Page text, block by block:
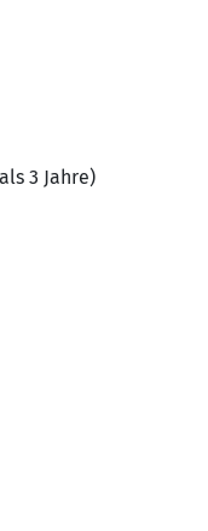
3 Jahre)